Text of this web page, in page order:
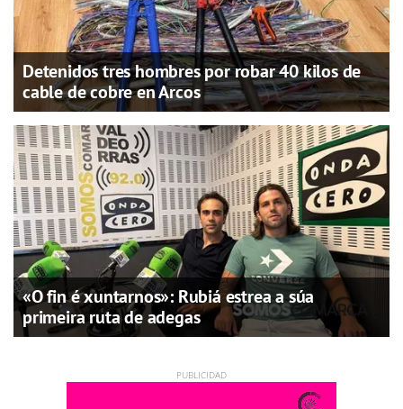
Detenidos tres hombres por robar 40 kilos de
cable de cobre en Arcos
«O fin é xuntarnos»: Rubiá estrea a súa
primeira ruta de adegas